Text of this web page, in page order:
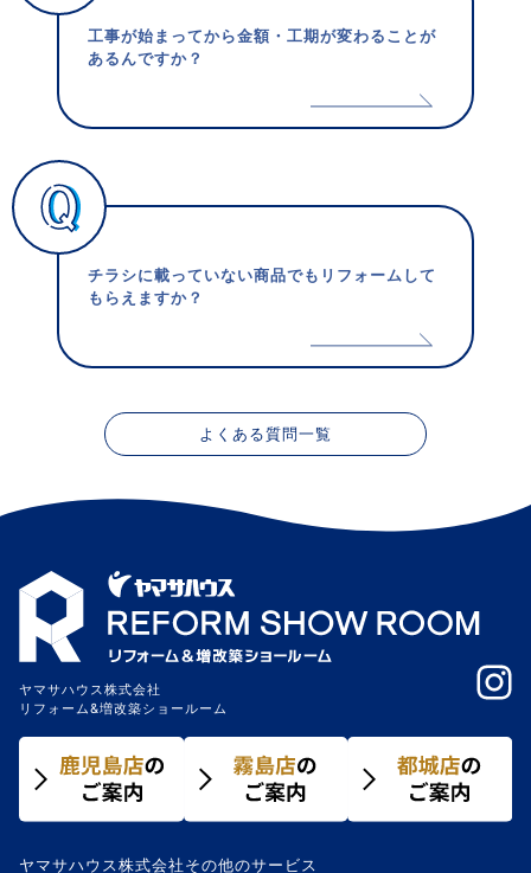
工事が始まってから金額・工期が変わることが
あるんですか？
チラシに載っていない商品でもリフォームして
もらえますか？
よくある質問一覧
ヤマサハウス株式会社
リフォーム&増改築ショールーム
ヤマサハウス株式会社その他のサービス